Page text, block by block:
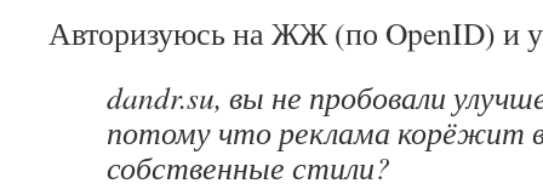
Авторизуюсь на ЖЖ (по OpenID) и
dandr.su, вы не пробовали
потому что реклама корёжит
собственные стили?